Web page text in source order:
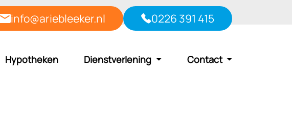
info@ariebleeker.nl 0226 391 415
Hypotheken Dienstverlening Contact